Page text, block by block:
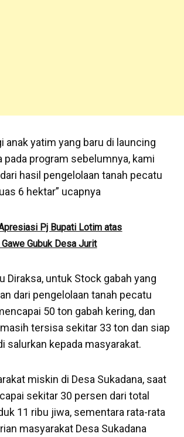
anak yatim yang baru di launcing
pada program sebelumnya, kami
hasil pengelolaan tanah pecatu
6 hektar” ucapnya
Pj Bupati Lotim atas
Gubuk Desa Jurit
Diraksa, untuk Stock gabah yang
dari pengelolaan tanah pecatu
50 ton gabah kering, dan
tersisa sekitar 33 ton dan siap
salurkan kepada masyarakat.
miskin di Desa Sukadana, saat
sekitar 30 persen dari total
11 ribu jiwa, sementara rata-rata
masyarakat Desa Sukadana